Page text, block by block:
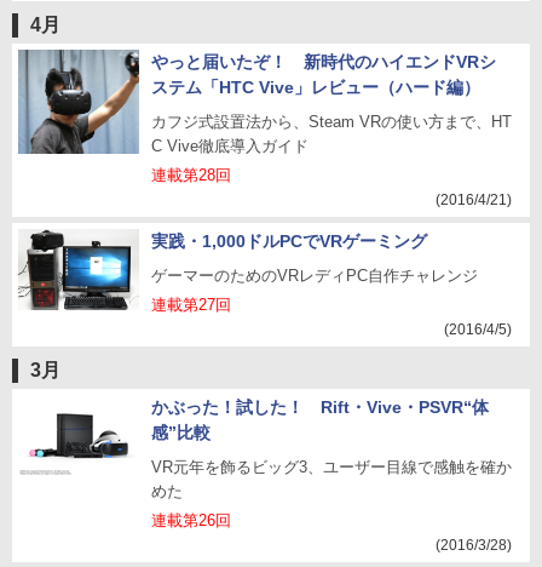
4月
やっと届いたぞ！ 新時代のハイエンドVRシ
ステム「HTC Vive」レビュー（ハード編）
カフジ式設置法から、Steam VRの使い方まで、HT
C Vive徹底導入ガイド
連載第28回
(2016/4/21)
実践・1,000ドルPCでVRゲーミング
ゲーマーのためのVRレディPC自作チャレンジ
連載第27回
(2016/4/5)
3月
かぶった！試した！ Rift・Vive・PSVR“体
感”比較
VR元年を飾るビッグ3、ユーザー目線で感触を確か
めた
連載第26回
(2016/3/28)